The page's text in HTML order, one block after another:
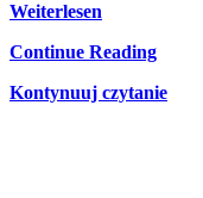
Weiterlesen
Continue Reading
Kontynuuj czytanie